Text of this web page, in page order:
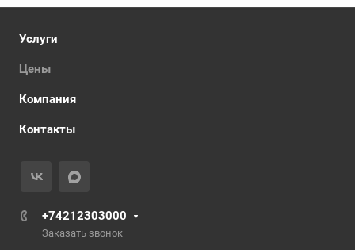
Услуги
Цены
Компания
Контакты
+74212303000
Заказать звонок